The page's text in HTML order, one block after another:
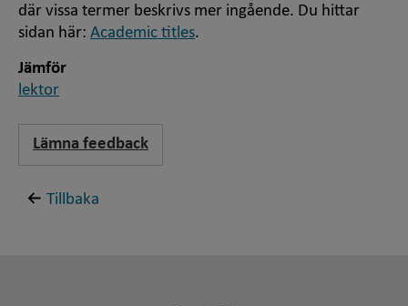
där vissa termer beskrivs mer ingående. Du hittar
sidan här: Academic titles.
Jämför
lektor
Lämna feedback
Tillbaka